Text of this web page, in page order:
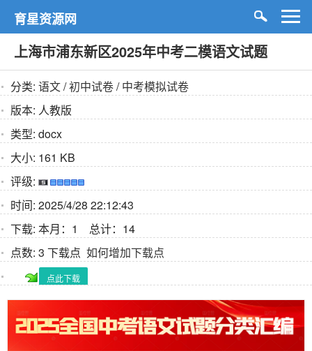
育星资源网
上海市浦东新区2025年中考二模语文试题
分类: 语文/初中试卷/中考模拟试卷
版本: 人教版
类型: docx
大小: 161 KB
评级:
时间: 2025/4/28 22:12:43
下载: 本月：1 总计：14
点数: 3 下载点 如何增加下载点
点此下载